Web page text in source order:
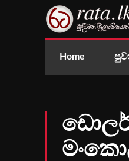
Home